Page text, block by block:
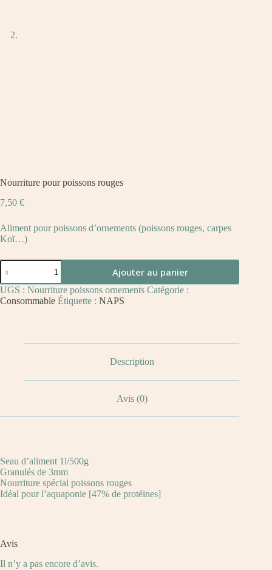
Nourriture pour poissons rouges
7,50 €
Aliment pour poissons d’ornements (poissons rouges, carpes
Koï…)
Ajouter au panier
UGS : Nourriture poissons ornements Catégorie :
Consommable Étiquette : NAPS
Description
Avis (0)
Seau d’aliment 1l/500g
Granulés de 3mm
Nourriture spécial poissons rouges
Idéal pour l’aquaponie [47% de protéines]
Avis
Il n’y a pas encore d’avis.